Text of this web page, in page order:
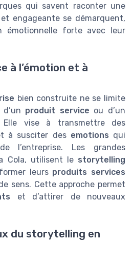
qui savent raconter une
et engageante se démarquent,
émotionnelle forte avec leur
à l’émotion et à
bien construite ne se limite
produit service ou d’un
vise à transmettre des
à susciter des emotions qui
l’entreprise. Les grandes
Cola, utilisent le storytelling
leurs produits services
sens. Cette approche permet
et d’attirer de nouveaux
du storytelling en